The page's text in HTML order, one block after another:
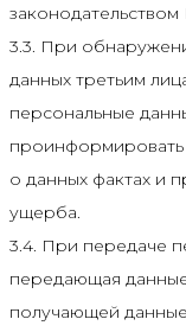
3.3. При
данных третьим
персональные
о данных фактах и
ущерба.
3.4. При передаче
передающая
получающей